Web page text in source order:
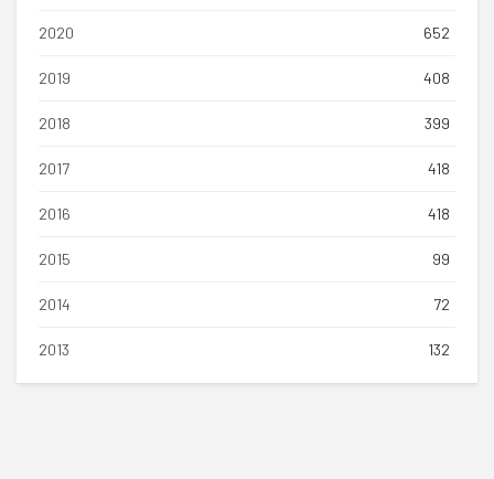
2020 652
2019 408
2018 399
2017 418
2016 418
2015 99
2014 72
2013 132